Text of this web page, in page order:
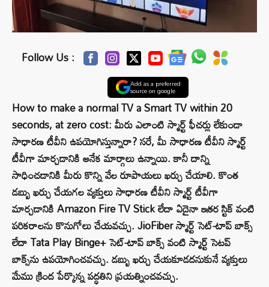
Follow Us :
Add as a preferred
source on google
How to make a normal TV a Smart TV within 20
seconds, at zero cost: మీరు ఎలాంటి స్మార్ట్ ఫీచర్లు లేకుండా
సాధారణ టీవీని ఉపయోగిస్తున్నారా? సరే, మీ సాధారణ టీవీని స్మార్ట్
టీవీగా మార్చడానికి అనేక మార్గాలు ఉన్నాయి. కానీ దాన్ని
సాధించడానికి మీరు కొన్ని వేల రూపాయలు ఖర్చు చేయాలి. కొంత
డబ్బు ఖర్చు చేయగల వ్యక్తులు సాధారణ టీవీని స్మార్ట్ టీవీగా
మార్చడానికి Amazon Fire TV Stick లేదా ఏదైనా ఇతర స్టిక్ వంటి
పరికరాలను కొనుగోలు చేయవచ్చు. JioFiber స్మార్ట్ సెట్-టాప్ బాక్స్
లేదా Tata Play Binge+ సెట్-టాప్ బాక్స్ వంటి స్మార్ట్ సెటప్
బాక్స్‌ను ఉపయోగించవచ్చు. డబ్బు ఖర్చు చేయకూడదనుకునే వ్యక్తులు
మేము క్రింద పేర్కొన్న పద్ధతిని ప్రయత్నించవచ్చు.